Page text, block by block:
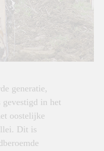
generatie,
gevestigd in het
oostelijke
Dit is